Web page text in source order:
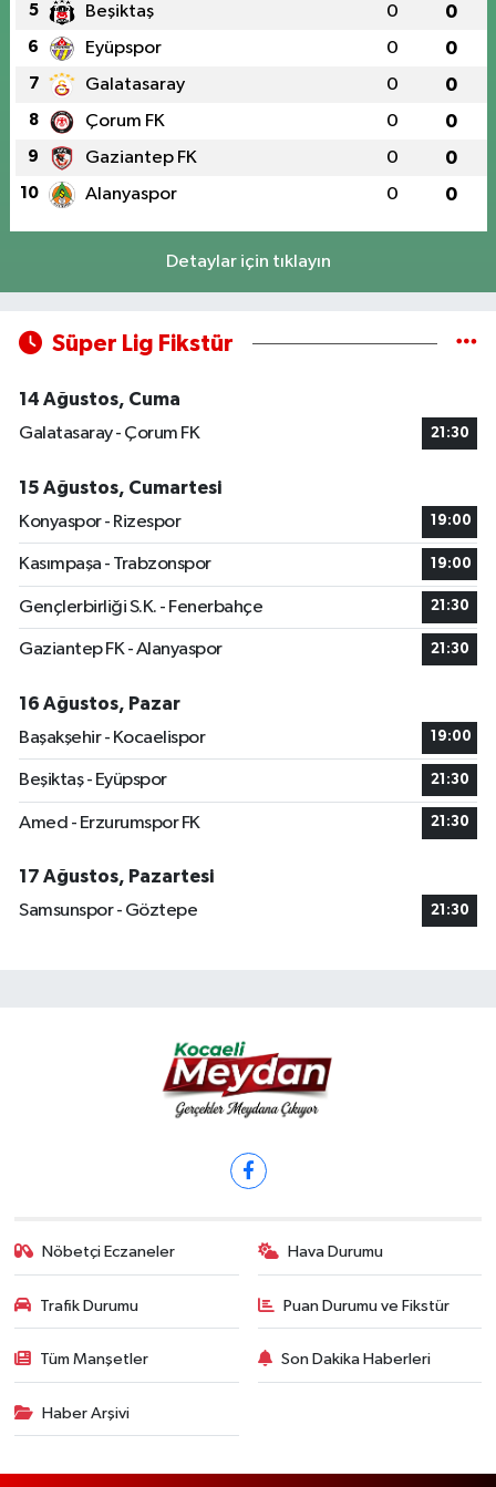
5 Beşiktaş 0 0
6 Eyüpspor 0 0
7 Galatasaray 0 0
8 Çorum FK 0 0
9 Gaziantep FK 0 0
10 Alanyaspor 0 0
Detaylar için tıklayın
Süper Lig Fikstür
14 Ağustos, Cuma
Galatasaray - Çorum FK
21:30
15 Ağustos, Cumartesi
Konyaspor - Rizespor
19:00
Kasımpaşa - Trabzonspor 19:00
Gençlerbirliği S.K. - Fenerbahçe 21:30
Gaziantep FK - Alanyaspor 21:30
16 Ağustos, Pazar
Başakşehir - Kocaelispor
19:00
Beşiktaş - Eyüpspor 21:30
Amed - Erzurumspor FK 21:30
17 Ağustos, Pazartesi
Samsunspor - Göztepe
21:30
Nöbetçi Eczaneler Hava Durumu
Trafik Durumu Puan Durumu ve Fikstür
Tüm Manşetler Son Dakika Haberleri
Haber Arşivi